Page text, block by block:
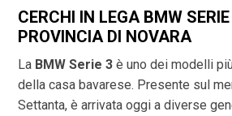
CERCHI IN LEGA BMW
PROVINCIA DI NOVARA
La BMW Serie 3 è uno dei modelli
della casa bavarese. Presente sul
Settanta, è arrivata oggi a diverse